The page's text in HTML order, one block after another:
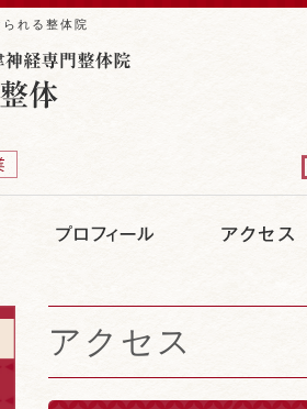
れる整体院
アクセス